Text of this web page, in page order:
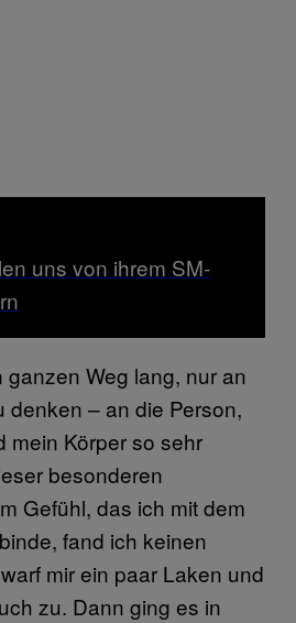
uns von ihrem SM-
Weg lang, nur an
denken – an die Person,
mein Körper so sehr
besonderen
Gefühl, das ich mit dem
fand ich keinen
mir ein paar Laken und
zu. Dann ging es in